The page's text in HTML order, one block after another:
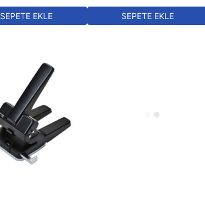
SEPETE EKLE SEPETE EKLE